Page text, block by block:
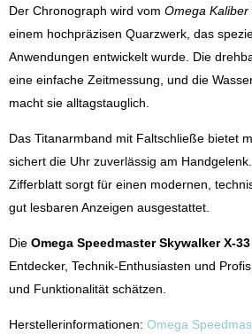
Der Chronograph wird vom Omega Kaliber
einem hochpräzisen Quarzwerk, das
Anwendungen entwickelt wurde. Die
eine einfache Zeitmessung, und die
macht sie alltagstauglich.
Das Titanarmband mit Faltschließe bietet
sichert die Uhr zuverlässig am
Zifferblatt sorgt für einen modernen,
gut lesbaren Anzeigen ausgestattet.
Die Omega Speedmaster Skywalker X-33
Entdecker, Technik-Enthusiasten und
und Funktionalität schätzen.
Herstellerinformationen: Omega